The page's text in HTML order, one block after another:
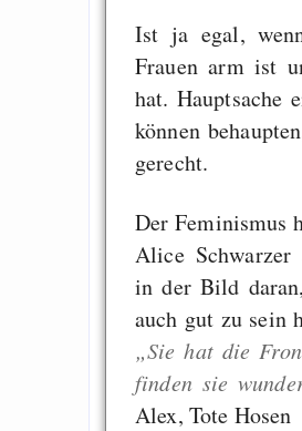
Ist ja egal,
Frauen arm ist
hat. Hauptsache
können
gerecht.
Der Feminismus
Alice Schwarzer
in der Bild
auch gut zu sein
„Sie hat die
finden sie
Alex, Tote Hosen